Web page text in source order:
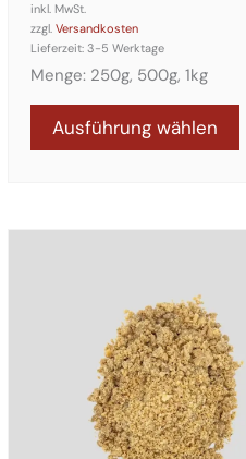
inkl. MwSt.
zzgl.Versandkosten
Lieferzeit:3-5 Werktage
Menge: 250g, 500g, 1kg
Ausführung wählen
Optionen
können
Produktseite